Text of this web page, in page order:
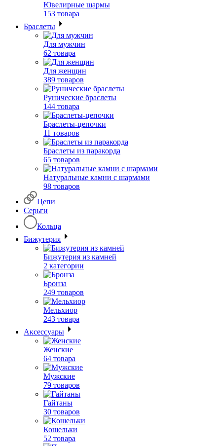
Ювелирные шармы
153 товара
Браслеты
Для мужчин
62 товара
Для женщин
389 товаров
Рунические браслеты
144 товара
Браслеты-цепочки
11 товаров
Браслеты из паракорда
65 товаров
Натуральные камни с шармами
98 товаров
Цепи
Серьги
Кольца
Бижутерия
Бижутерия из камней
2 категории
Бронза
249 товаров
Мельхиор
243 товара
Аксессуары
Женские
64 товара
Мужские
79 товаров
Гайтаны
30 товаров
Кошельки
52 товара